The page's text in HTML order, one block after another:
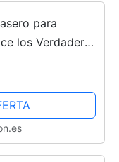
para
los Verdaderos
y Sabrosas
tu...